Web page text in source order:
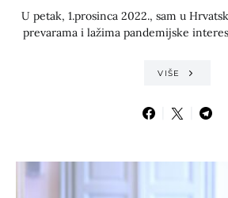
U petak, 1.prosinca 2022., sam u
prevarama i lažima pandemijske
VIŠE